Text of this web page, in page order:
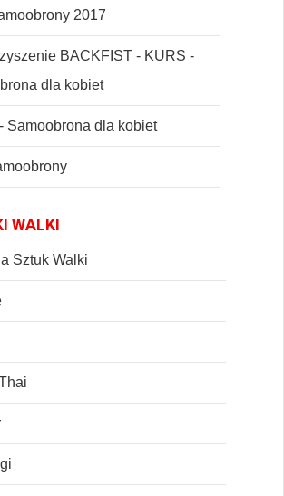
2017
BACKFIST - KURS -
dla kobiet
Samoobrona dla kobiet
WALKI
Sztuk Walki